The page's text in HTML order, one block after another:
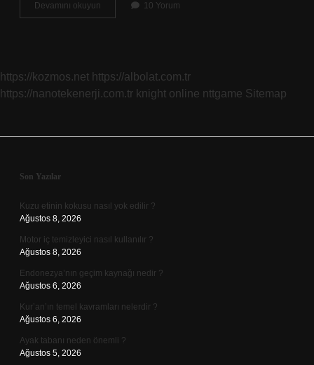
Devamını okuyun
Sanduka
10 Yorum
https://kozmos.net https://albolat.com.tr
https://nanotekenerji.com.tr knight online nttgame Sitemap
Sidebar
Son Yazılar
Kuzu etinin kokusu nasıl yok edilir ?
Ağustos 8, 2026
Motor iç temizleyici nasıl kullanılır ?
Ağustos 8, 2026
Endonezya’nın geçim kaynağı nedir ?
Ağustos 6, 2026
Kur’an’ın temel kavramları nelerdir ?
Ağustos 6, 2026
Ayak tabanı neden önemli ?
Ağustos 5, 2026